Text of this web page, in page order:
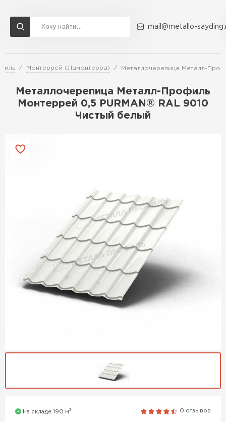
mail@metallo-
Монтеррей (Ламонтерра) Металлочерепица Металл-
Металлочерепица Металл-Профиль
Монтеррей 0,5 PURMAN® RAL 9010
Чистый белый
На складе 190 м3 0 отзывов
Доставка и оплата Акции О компании Контакты
Перейти в каталог